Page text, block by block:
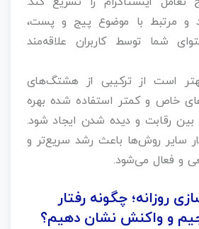
و مرتبط با موضوع پیج و پست،
شما توسط کاربران علاقه‌مند
است از ترکیبی از هشتگ‌های
خاص و کمتر استفاده شده بهره
بین رقابت و دیده شدن ایجاد شود.
سایر روش‌ها باعث رشد سریع‌تر و
و فعال می‌شود.
روزانه؛ چگونه رفتار
و واکنش نشان دهیم؟